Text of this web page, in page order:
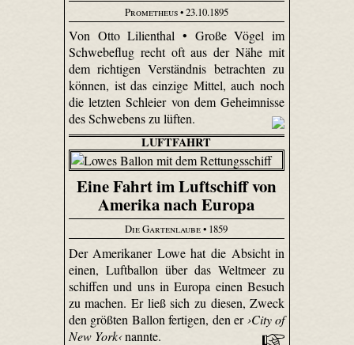
Prometheus• 23.10.1895
Von Otto Lilienthal • Große Vögel im
Schwebeflug recht oft aus der Nähe mit
dem richtigen Verständnis betrachten zu
können, ist das einzige Mittel, auch noch
die letzten Schleier von dem Geheimnisse
des Schwebens zu lüften.
LUFTFAHRT
Eine Fahrt im Luftschiff von
Amerika nach Europa
Die Gartenlaube• 1859
Der Amerikaner Lowe hat die Absicht in
einen, Luftballon über das Weltmeer zu
schiffen und uns in Europa einen Besuch
zu machen. Er ließ sich zu diesen, Zweck
den größten Ballon fertigen, den er›City of
New York‹nannte.